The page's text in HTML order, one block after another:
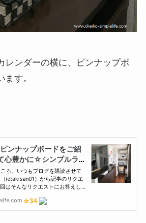
レンダーの横に、ピンナップボ
す。